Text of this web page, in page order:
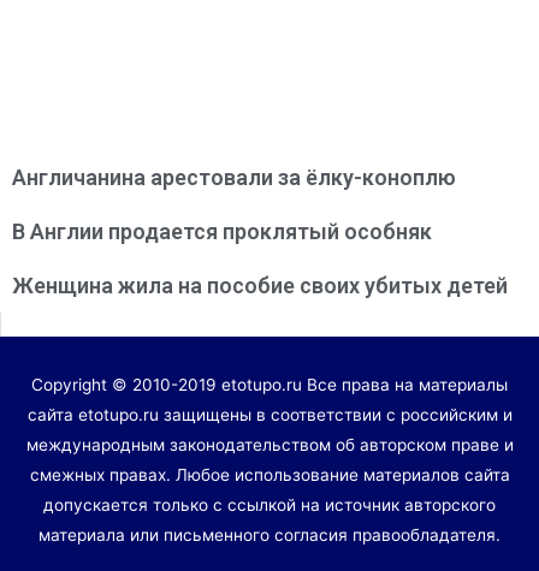
Англичанина арестовали за ёлку-коноплю
В Англии продается проклятый особняк
Женщина жила на пособие своих убитых детей
Copyright © 2010-2019 etotupo.ru Все права на материалы
сайта etotupo.ru защищены в соответствии с российским и
международным законодательством об авторском праве и
смежных правах. Любое использование материалов сайта
допускается только с ссылкой на источник авторского
материала или письменного согласия правообладателя.